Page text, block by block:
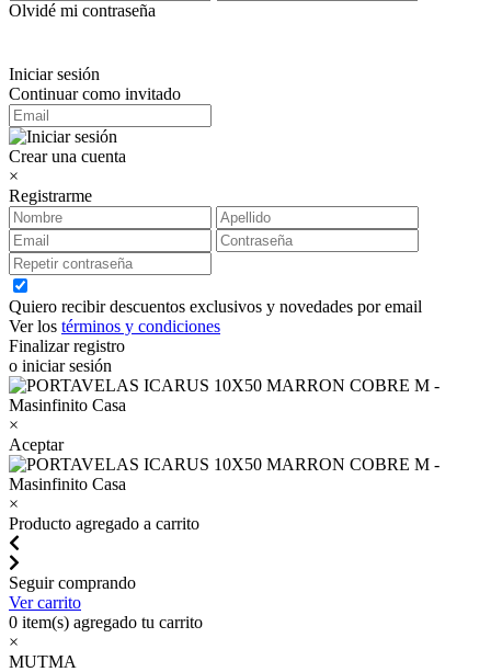
Olvidé mi contraseña
Iniciar sesión
Continuar como invitado
Crear una cuenta
×
Registrarme
Quiero recibir descuentos exclusivos y novedades por email
Ver los términos y condiciones
Finalizar registro
o iniciar sesión
×
Aceptar
×
Producto agregado a carrito
Seguir comprando
Ver carrito
0 item(s) agregado tu carrito
×
MUTMA